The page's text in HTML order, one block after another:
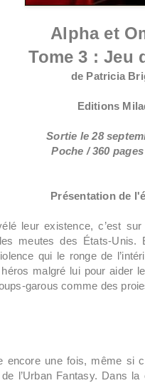
Alpha et
Tome 3 :Jeu
de Patricia
Editions
Sortie le 28
Poche / 360
Présentation de
leur existence, c’est
meutes des États-
qui le ronge de
malgré lui pour aider
garous comme des
encore une fois, même si
l’Urban Fantasy. Dans